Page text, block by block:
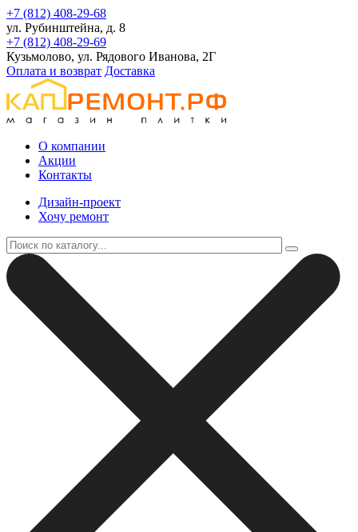
+7 (812) 408-29-68
ул. Рубинштейна, д. 8
+7 (812) 408-29-69
Кузьмолово, ул. Рядового Иванова, 2Г
Оплата и возврат Доставка
О компании
Акции
Контакты
Дизайн-проект
Хочу ремонт